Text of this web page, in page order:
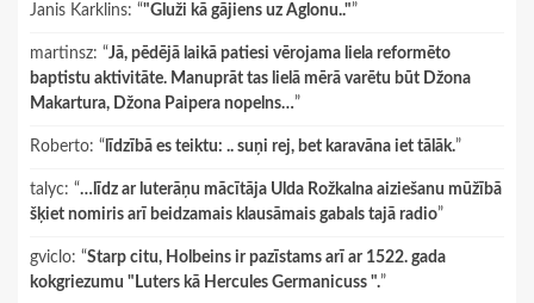
Janis Karklins: “"Gluži kā gājiens uz Aglonu.."”
martinsz: “Jā, pēdējā laikā patiesi vērojama liela reformēto
baptistu aktivitāte. Manuprāt tas lielā mērā varētu būt Džona
Makartura, Džona Paipera nopelns…”
Roberto: “ līdzībā es teiktu: .. suņi rej, bet karavāna iet tālāk.”
talyc: “…līdz ar luterāņu mācītāja Ulda Rožkalna aiziešanu mūžībā
šķiet nomiris arī beidzamais klausāmais gabals tajā radio”
gviclo: “Starp citu, Holbeins ir pazīstams arī ar 1522. gada
kokgriezumu "Luters kā Hercules Germanicuss ".”